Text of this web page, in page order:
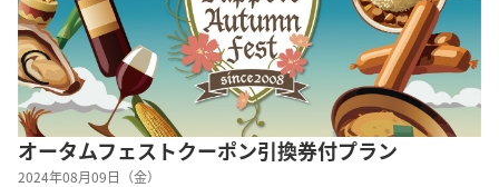
オータムフェストクーポン引換券付プラン
2024年08月09日（金）